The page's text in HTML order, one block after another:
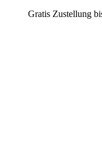
Gratis Zustellung